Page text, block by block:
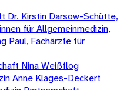
Dr. Kirstin Darsow-Schütte,
für Allgemeinmedizin,
Paul, Fachärzte für
Nina Weißflog
Anne Klages-Deckert